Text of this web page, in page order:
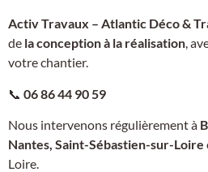
Activ Travaux – Atlantic Déco &
de la conception à la réalisation,
votre chantier.
📞 06 86 44 90 59
Nous intervenons régulièrement à
Nantes, Saint-Sébastien-sur-Loire
Loire.